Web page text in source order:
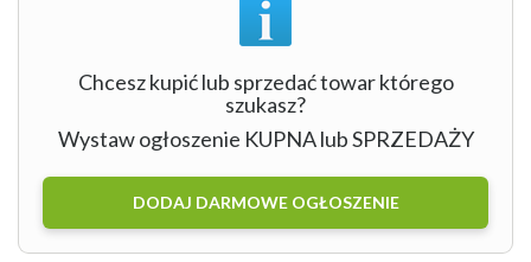
Chcesz kupić lub sprzedać towar którego
szukasz?
Wystaw ogłoszenie KUPNA lub SPRZEDAŻY
DODAJ DARMOWE OGŁOSZENIE